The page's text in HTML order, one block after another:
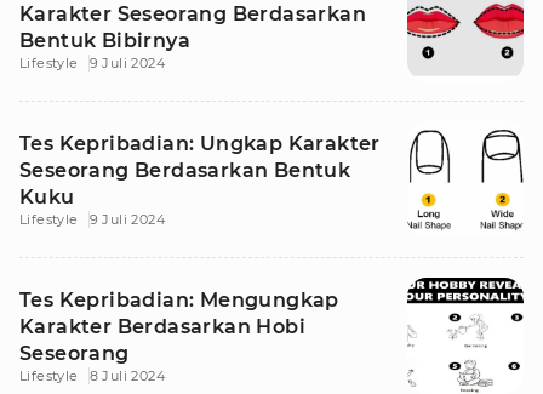
Karakter Seseorang Berdasarkan
Bentuk Bibirnya
Lifestyle 9 Juli 2024
Tes Kepribadian: Ungkap Karakter
Seseorang Berdasarkan Bentuk
Kuku
Lifestyle 9 Juli 2024
Tes Kepribadian: Mengungkap
Karakter Berdasarkan Hobi
Seseorang
Lifestyle 8 Juli 2024